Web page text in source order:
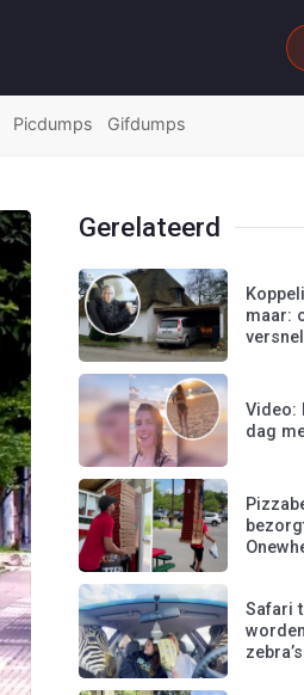
Picdumps Gifdumps
Gerelateerd
maar:
Video:
dag
Safari
zebra’s